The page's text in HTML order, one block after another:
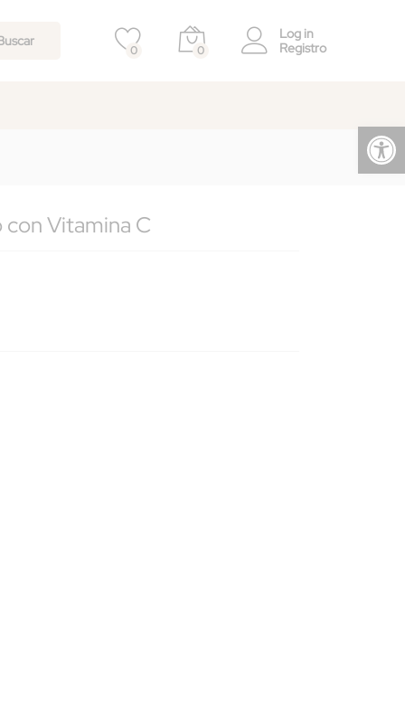
0 0
Log in
Registro
con Vitamina C
Abrir barra de herramientas